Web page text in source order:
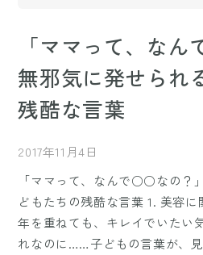
「ママって、な
無邪気に発せられ
残酷な言葉
2017年11月4日
「ママって、なんで○○なの？
どもたちの残酷な言葉 1. 美容
年を重ねても、キレイでいたい
れなのに……子どもの言葉が、